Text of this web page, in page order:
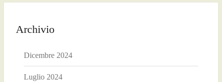
Archivio
Dicembre 2024
Luglio 2024